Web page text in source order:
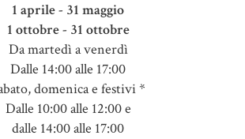
1 aprile - 31 maggio
1 ottobre - 31 ottobre
Da martedì a venerdì
Dalle 14:00 alle 17:00
domenica e festivi *
Dalle 10:00 alle 12:00 e
dalle 14:00 alle 17:00